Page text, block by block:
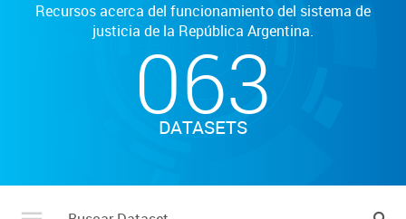
Recursos acerca del funcionamiento del sistema de
justicia de la República Argentina.
063
DATASETS